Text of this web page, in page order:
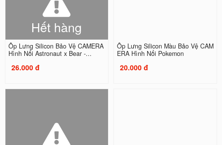
Hết hàng
Ốp Lưng Silicon Bảo Vệ CAMERA
Hình Nổi Astronaut x Bear -...
26.000 đ
Ốp Lưng Silicon Màu Bảo Vệ CAM
ERA Hình Nổi Pokemon
20.000 đ